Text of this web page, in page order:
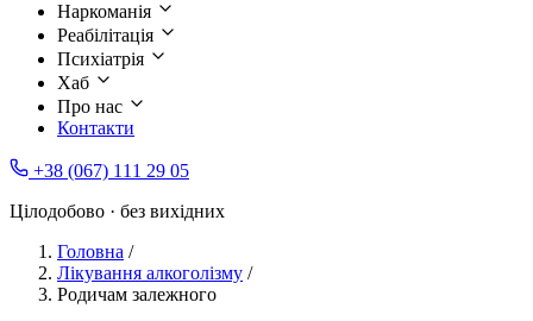
Наркоманія
Реабілітація
Психіатрія
Хаб
Про нас
Контакти
+38 (067) 111 29 05
Цілодобово · без вихідних
Головна /
Лікування алкоголізму /
Родичам залежного